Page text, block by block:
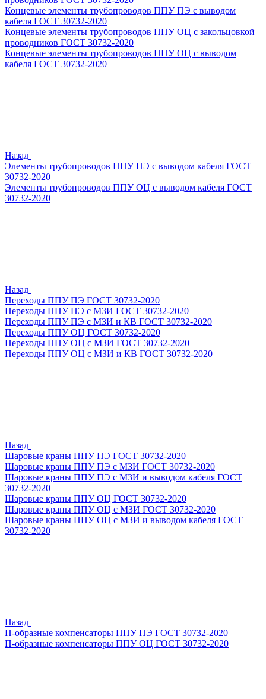
Концевые элементы трубопроводов ППУ ПЭ с выводом
кабеля ГОСТ 30732-2020
Концевые элементы трубопроводов ППУ ОЦ с закольцовкой
проводников ГОСТ 30732-2020
Концевые элементы трубопроводов ППУ ОЦ с выводом
кабеля ГОСТ 30732-2020
Назад
Элементы трубопроводов ППУ ПЭ с выводом кабеля ГОСТ
30732-2020
Элементы трубопроводов ППУ ОЦ с выводом кабеля ГОСТ
30732-2020
Назад
Переходы ППУ ПЭ ГОСТ 30732-2020
Переходы ППУ ПЭ с МЗИ ГОСТ 30732-2020
Переходы ППУ ПЭ с МЗИ и КВ ГОСТ 30732-2020
Переходы ППУ ОЦ ГОСТ 30732-2020
Переходы ППУ ОЦ с МЗИ ГОСТ 30732-2020
Переходы ППУ ОЦ с МЗИ и КВ ГОСТ 30732-2020
Назад
Шаровые краны ППУ ПЭ ГОСТ 30732-2020
Шаровые краны ППУ ПЭ с МЗИ ГОСТ 30732-2020
Шаровые краны ППУ ПЭ с МЗИ и выводом кабеля ГОСТ
30732-2020
Шаровые краны ППУ ОЦ ГОСТ 30732-2020
Шаровые краны ППУ ОЦ с МЗИ ГОСТ 30732-2020
Шаровые краны ППУ ОЦ с МЗИ и выводом кабеля ГОСТ
30732-2020
Назад
П-образные компенсаторы ППУ ПЭ ГОСТ 30732-2020
П-образные компенсаторы ППУ ОЦ ГОСТ 30732-2020